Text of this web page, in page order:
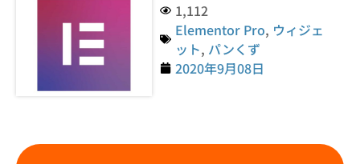
1,112
Elementor Pro, ウィジェ
ット, パンくず
2020年9月08日